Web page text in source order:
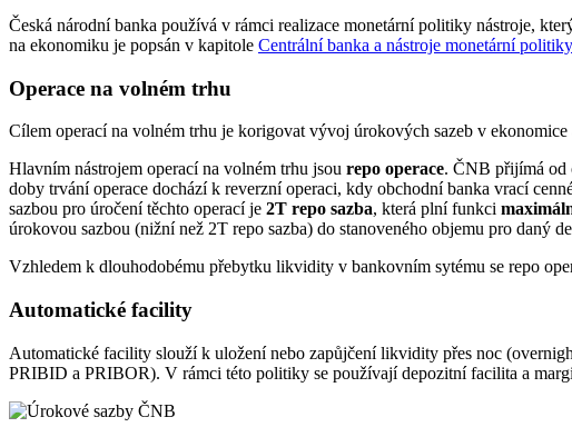
Česká národní banka používá v rámci realizace monetární politiky nástroje,
na ekonomiku je popsán v kapitole Centrální banka a nástroje monetární politiky
Operace na volném trhu
Cílem operací na volném trhu je korigovat vývoj úrokových sazeb v
Hlavním nástrojem operací na volném trhu jsou repo operace. ČNB přijímá od
doby trvání operace dochází k reverzní operaci, kdy obchodní banka vrací
sazbou pro úročení těchto operací je 2T repo sazba, která plní funkci
úrokovou sazbou (nižní než 2T repo sazba) do stanoveného objemu pro daný
Vzhledem k dlouhodobému přebytku likvidity v bankovním sytému se repo
Automatické facility
Automatické facility slouží k uložení nebo zapůjčení likvidity přes noc
PRIBID a PRIBOR). V rámci této politiky se používají depozitní facilita a